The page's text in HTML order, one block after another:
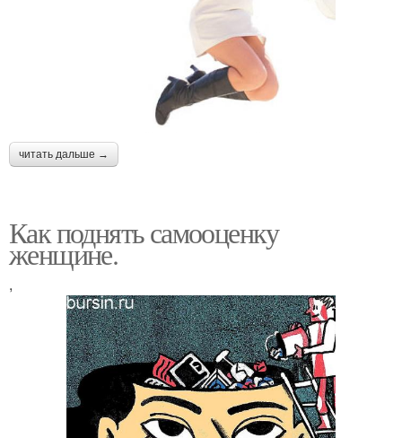
читать дальше →
Как поднять самооценку
женщине.
,